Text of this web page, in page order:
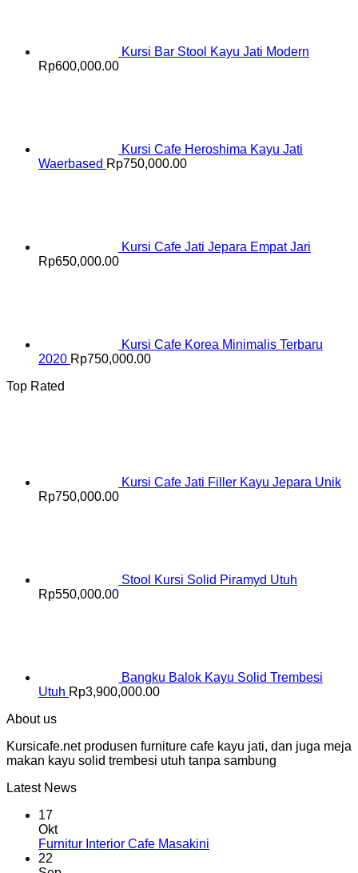
Kursi Bar Stool Kayu Jati Modern
Rp600,000.00
Kursi Cafe Heroshima Kayu Jati
Waerbased Rp750,000.00
Kursi Cafe Jati Jepara Empat Jari
Rp650,000.00
Kursi Cafe Korea Minimalis Terbaru
2020 Rp750,000.00
Top Rated
Kursi Cafe Jati Filler Kayu Jepara Unik
Rp750,000.00
Stool Kursi Solid Piramyd Utuh
Rp550,000.00
Bangku Balok Kayu Solid Trembesi
Utuh Rp3,900,000.00
About us
Kursicafe.net produsen furniture cafe kayu jati, dan juga meja
makan kayu solid trembesi utuh tanpa sambung
Latest News
17
Okt
Furnitur Interior Cafe Masakini
22